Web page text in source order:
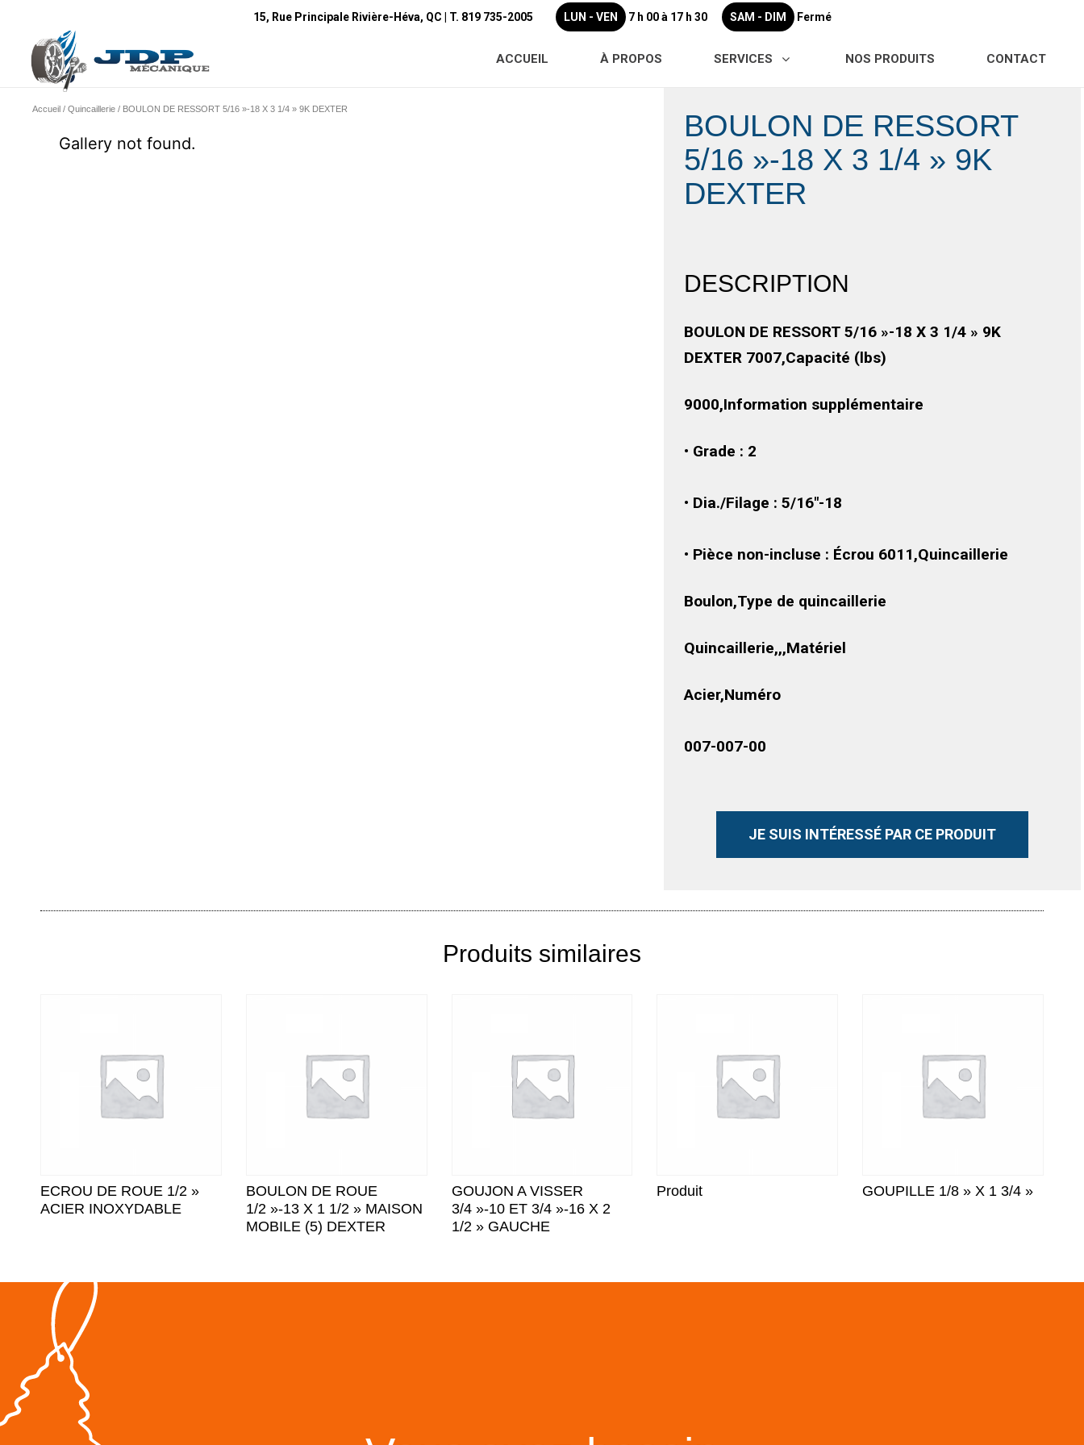
15, Rue Principale Rivière-Héva, QC | T. 819 735-2005 LUN - VEN 7 h 00 à 17 h 30 SAM - DIM Fermé
ACCUEIL À PROPOS SERVICES NOS PRODUITS CONTACT
Accueil /Quincaillerie / BOULON DE RESSORT 5/16 »-18 X 3 1/4 » 9K DEXTER
Gallery not found.
BOULON DE RESSORT
5/16 »-18 X 3 1/4 » 9K
DEXTER
DESCRIPTION
BOULON DE RESSORT 5/16 »-18 X 3 1/4 » 9K
DEXTER 7007,Capacité (lbs)
9000,Information supplémentaire
• Grade : 2
• Dia./Filage : 5/16″-18
• Pièce non-incluse : Écrou 6011,Quincaillerie
Boulon,Type de quincaillerie
Quincaillerie,,,Matériel
Acier,Numéro
007-007-00
JE SUIS INTÉRESSÉ PAR CE PRODUIT
Produits similaires
ECROU DE ROUE 1/2 »
ACIER INOXYDABLE
BOULON DE ROUE
1/2 »-13 X 1 1/2 » MAISON
MOBILE (5) DEXTER
GOUJON A VISSER
3/4 »-10 ET 3/4 »-16 X 2
1/2 » GAUCHE
Produit GOUPILLE 1/8 » X 1 3/4 »